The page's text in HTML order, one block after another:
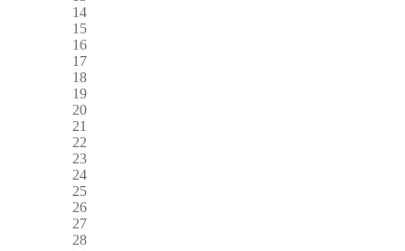
14
15
16
17
18
19
20
21
22
23
24
25
26
27
28